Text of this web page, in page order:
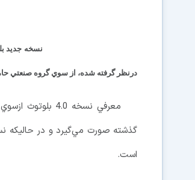
نسخه جديد
درنظر گرفته شده، از سوي گروه صنعتي
گذشته صورت مي‌گيرد و در حاليكه
است.